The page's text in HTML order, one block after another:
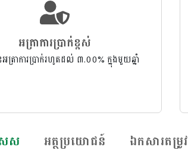
អត្រាការប្រាក់ខ្ពស់
ត្រាការប្រាក់រហូតដល់ ៣.០០% ក្នុងមួយឆ្នាំ
េស អត្ថប្រយោជន៍ ឯកសារតម្រូវ